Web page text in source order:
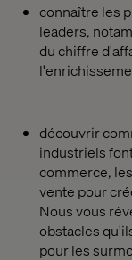
connaître les
leaders,
du chiffre
découvrir
industriels
commerce,
vente pour
Nous vous
obstacles
pour les